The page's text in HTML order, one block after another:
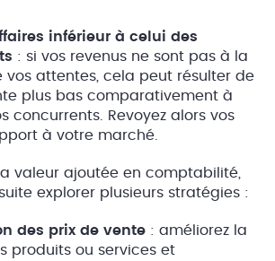
inférieur à celui des
: si vos revenus ne sont pas à la
vos attentes, cela peut résulter de
plus bas comparativement à
concurrents. Revoyez alors vos
à votre marché.
valeur ajoutée en comptabilité,
explorer plusieurs stratégies :
des prix de vente : améliorez la
produits ou services et